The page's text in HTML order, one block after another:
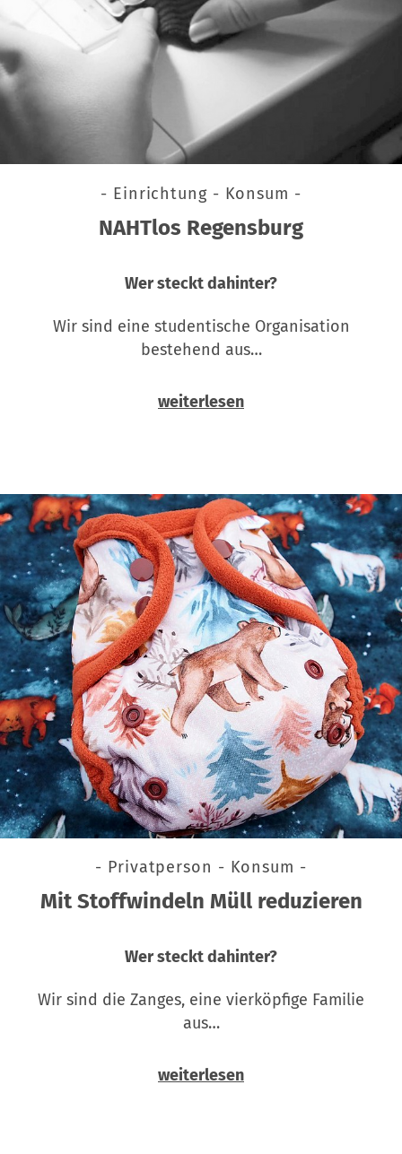
- Einrichtung - Konsum -
NAHTlos Regensburg
Wer steckt dahinter?
Wir sind eine studentische Organisation
bestehend aus…
weiterlesen
- Privatperson - Konsum -
Mit Stoffwindeln Müll reduzieren
Wer steckt dahinter?
Wir sind die Zanges, eine vierköpfige Familie
aus…
weiterlesen